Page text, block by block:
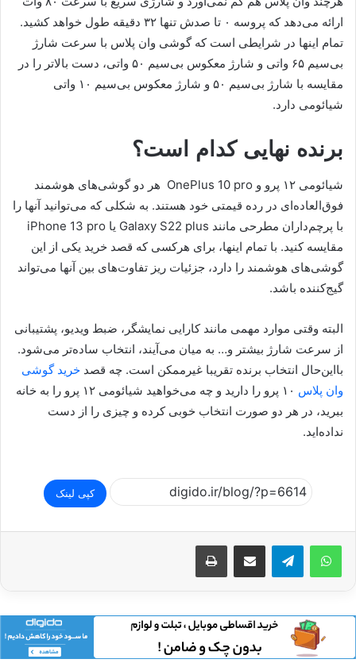
ارائه می‌دهد که پروسه ۰ تا صدش تنها ۳۲ دقیقه طول خواهد کشید.
تمام اینها در شرایطی است که گوشی وان پلاس با سرعت شارژ
بی‌سیم ۶۵ واتی و شارژ معکوس بی‌سیم ۵۰ واتی، دست بالاتر را در
مقایسه با شارژ بی‌سیم ۵۰ و شارژ معکوس بی‌سیم ۱۰ واتی
شیائومی دارد.
برنده نهایی کدام است؟
شیائومی ۱۲ پرو و OnePlus 10 pro هر دو گوشی‌های هوشمند
فوق‌العاده‌ای در رده قیمتی خود هستند. به شکلی که می‌توانید آنها را
با پرچم‌داران مطرحی مانند Galaxy S22 plus یا iPhone 13 pro
مقایسه کنید. با تمام اینها، برای هرکسی که قصد خرید یکی از این
گوشی‌های هوشمند را دارد، جزئیات ریز تفاوت‌های بین آنها می‌تواند
گیج‌کننده باشد.
البته وقتی موارد مهمی مانند کارایی نمایشگر، ضبط ویدیو، پشتیبانی
از سرعت شارژ بیشتر و… به میان می‌آیند، انتخاب ساده‌تر می‌شود.
بااین‌حال انتخاب برنده تقریبا غیرممکن است. چه قصد خرید گوشی
وان پلاس
۱۰ پرو را دارید و چه می‌خواهید شیائومی ۱۲ پرو را به خانه
ببرید، در هر دو صورت انتخاب خوبی کرده و چیزی را از دست
نداده‌اید.
کپی لینک
اشتراک گذاری از طریق ایمیل چاپ